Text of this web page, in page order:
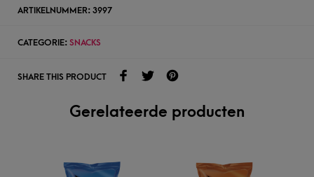
ARTIKELNUMMER: 3997
CATEGORIE: SNACKS
SHARE THIS PRODUCT
Gerelateerde producten